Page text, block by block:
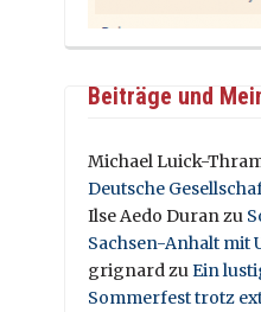
Beiträge und
Michael Luick-
Deutsche
Ilse Aedo Duranzu
Sachsen-Anhalt mit
grignardzuEin
Sommerfest trotz